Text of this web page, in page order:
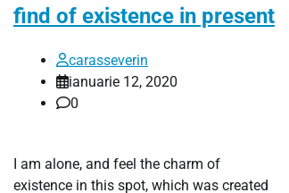
find of existence in present
carasseverin
ianuarie 12, 2020
0
I am alone, and feel the charm of
existence in this spot, which was created